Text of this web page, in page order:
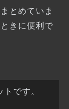
とめていま
きに便利で
です。